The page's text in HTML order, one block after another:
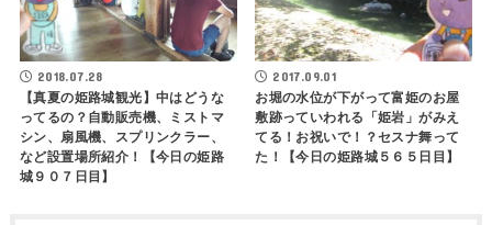
2018.07.28
【真夏の姫路城観光】中はどうな
ってるの？自動販売機、ミストマ
シン、扇風機、スプリンクラー、
など設置場所紹介！【今日の姫路
城９０７日目】
2017.09.01
お堀の水位が下がって富姫のお屋
敷跡っていわれる「姫岩」がみえ
てる！お祝いで！？セスナ舞って
た！【今日の姫路城５６５日目】